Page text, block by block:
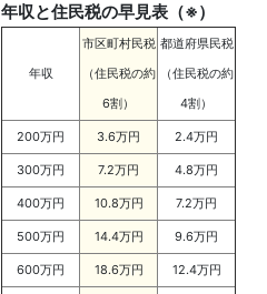
年収と住民税の早見表（※）
年収
市区町村民税
（住民税の約
6割）
都道府県民税
（住民税の約
4割）
200万円 3.6万円 2.4万円
300万円 7.2万円 4.8万円
400万円 10.8万円 7.2万円
500万円 14.4万円 9.6万円
600万円 18.6万円 12.4万円